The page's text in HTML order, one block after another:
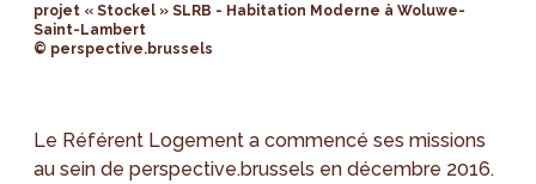
projet « Stockel » SLRB - Habitation Moderne à Woluwe-
Saint-Lambert
© perspective.brussels
Le Référent Logement a commencé ses missions
au sein de perspective.brussels en décembre 2016.